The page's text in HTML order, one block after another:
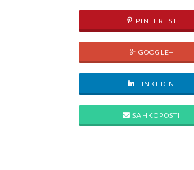
PINTEREST
GOOGLE+
LINKEDIN
SÄHKÖPOSTI